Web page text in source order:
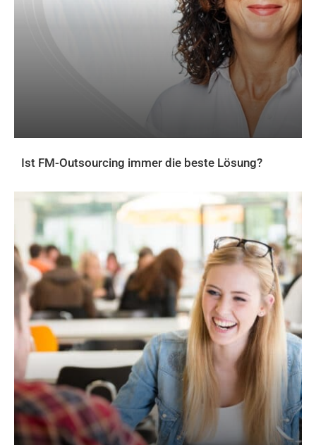
Ist FM-Outsourcing immer die beste Lösung?